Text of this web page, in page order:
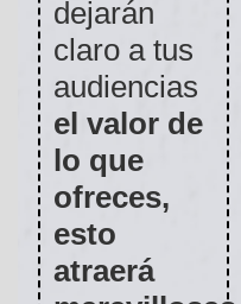
dejarán
claro a tus
audiencias
el valor de
lo que
ofreces,
esto
atraerá